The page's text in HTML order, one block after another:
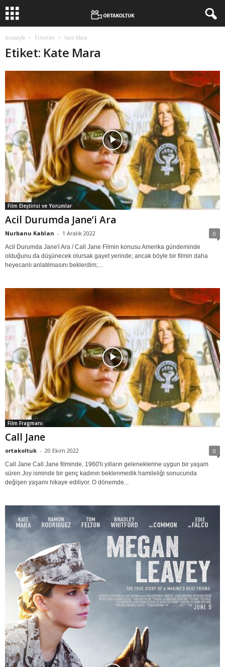
Anasayfa Etiketler Kate Mara
Etiket: Kate Mara
Film Eleştirisi ve Yorumlar
Acil Durumda Jane’i Ara
Nurbanu Kablan - 1 Aralık 2022 0
Acil Durumda Jane'i Ara / Call Jane Filmin konusu Amerika gündeminde
olduğunu da düşünecek olursak gayet yerinde; ancak böyle bir filmin daha
heyecanlı anlatılmasını beklerdim;...
Film Fragmanı
Call Jane
ortakoltuk - 20 Ekim 2022 0
Call Jane Call Jane filminde, 1960'lı yılların geleneklerine uygun bir yaşam
süren Joy isminde bir genç kadının beklenmedik hamileliği sonucunda
değişen yaşamı hikaye ediliyor. O dönemde...